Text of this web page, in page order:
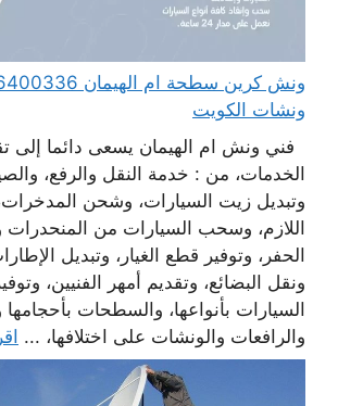
ونشات الكويت
فني ونش ام الهيمان يسعى دائما إلى
الخدمات، من : خدمة النقل والرفع،
وتبديل زيت السيارات، وشحن المدخرات،
اللازم، وسحب السيارات من المنحدرات
الحفر، وتوفير قطع الغيار، وتبديل
ونقل البضائع، وتقديم أمهر الفنيين،
السيارات بأنواعها، والسطحات بأحجامها
والرافعات والونشات على اختلافها، ...